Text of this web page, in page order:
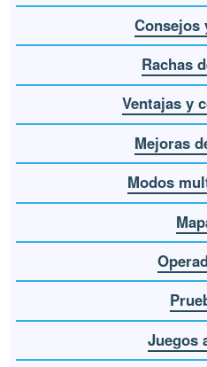
Consejos
Rachas
Ventajas y
Mejoras
Modos
Juegos